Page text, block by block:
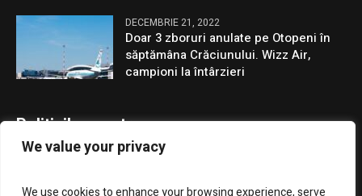
We value your privacy
We use cookies to enhance your browsing experience, serve
DECEMBRIE 21, 2022
Doar 3 zboruri anulate pe Otopeni în
săptămâna Crăciunului. Wizz Air,
campioni la întârzieri
Politicile noastre